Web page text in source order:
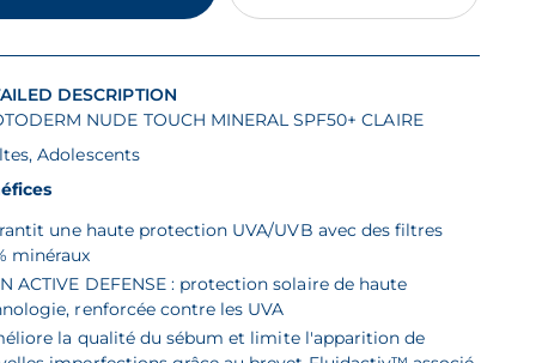
DESCRIPTION
NUDE TOUCH MINERAL SPF50+ CLAIRE
Adolescents
une haute protection UVA/UVB avec des filtres
minéraux
ACTIVE DEFENSE : protection solaire de haute
renforcée contre les UVA
la qualité du sébum et limite l'apparition de